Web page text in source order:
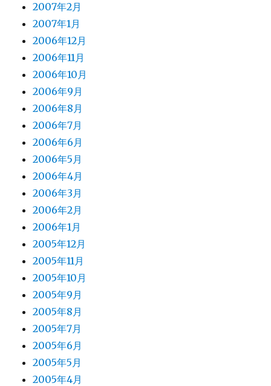
2007年2月
2007年1月
2006年12月
2006年11月
2006年10月
2006年9月
2006年8月
2006年7月
2006年6月
2006年5月
2006年4月
2006年3月
2006年2月
2006年1月
2005年12月
2005年11月
2005年10月
2005年9月
2005年8月
2005年7月
2005年6月
2005年5月
2005年4月